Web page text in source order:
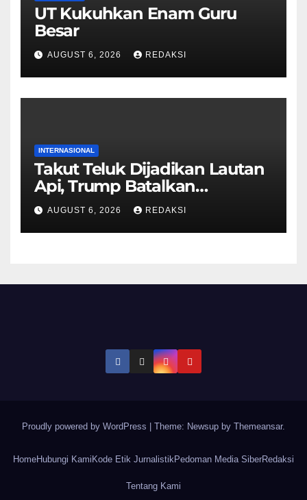
UT Kukuhkan Enam Guru
Besar
AUGUST 6, 2026 REDAKSI
INTERNASIONAL
Takut Teluk Dijadikan Lautan
Api, Trump Batalkan
Serangan ke Iran
AUGUST 6, 2026 REDAKSI
Proudly powered by WordPress | Theme: Newsup by Themeansar.
HomeHubungi Kami Kode Etik JurnalistikPedoman Media SiberRedaksi
Tentang Kami